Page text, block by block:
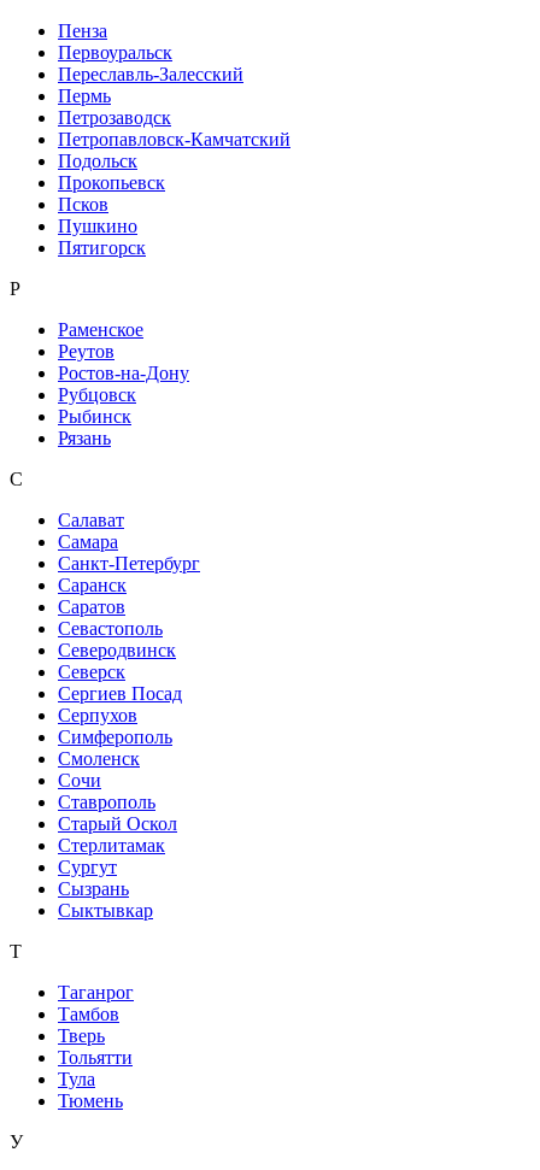
Пенза
Первоуральск
Переславль-Залесский
Пермь
Петрозаводск
Петропавловск-Камчатский
Подольск
Прокопьевск
Псков
Пушкино
Пятигорск
Р
Раменское
Реутов
Ростов-на-Дону
Рубцовск
Рыбинск
Рязань
С
Салават
Самара
Санкт-Петербург
Саранск
Саратов
Севастополь
Северодвинск
Северск
Сергиев Посад
Серпухов
Симферополь
Смоленск
Сочи
Ставрополь
Старый Оскол
Стерлитамак
Сургут
Сызрань
Сыктывкар
Т
Таганрог
Тамбов
Тверь
Тольятти
Тула
Тюмень
У